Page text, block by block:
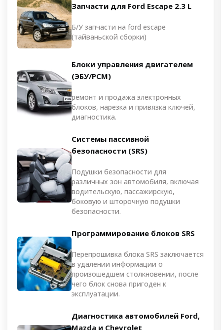
Запчасти для Ford Escape 2.3 L
Б/У запчасти на ford escape
(тайваньской сборки)
Блоки управления двигателем
(ЭБУ/PCM)
ремонт и продажа электронных
блоков, нарезка и привязка ключей,
диагностика.
Системы пассивной
безопасности (SRS)
Подушки безопасности для
различных зон автомобиля, включая
водительскую, пассажирскую,
боковую и шторочную подушки
безопасности.
Программирование блоков SRS
Перепрошивка блока SRS заключается
в удалении информации о
произошедшем столкновении, после
чего блок снова пригоден к
эксплуатации.
Диагностика автомобилей Ford,
Mazda и Chevrolet